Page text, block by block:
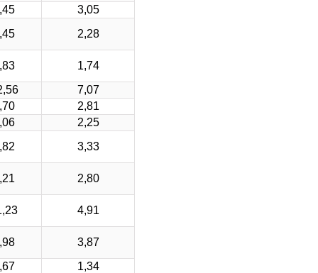
3,05
2,28
1,74
7,07
2,81
2,25
3,33
2,80
4,91
3,87
1,34